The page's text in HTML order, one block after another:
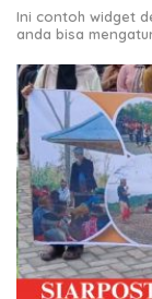
Ini contoh widget
anda bisa